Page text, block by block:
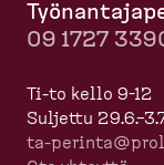
09 1727
Ti-to kello 9-12
Suljettu
ta-​